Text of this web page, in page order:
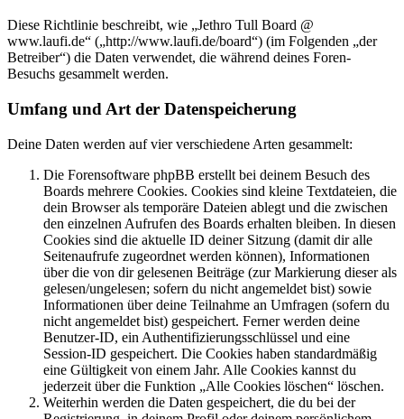
Diese Richtlinie beschreibt, wie „Jethro Tull Board @
www.laufi.de“ („http://www.laufi.de/board“) (im Folgenden „der
Betreiber“) die Daten verwendet, die während deines Foren-
Besuchs gesammelt werden.
Umfang und Art der Datenspeicherung
Deine Daten werden auf vier verschiedene Arten gesammelt:
Die Forensoftware phpBB erstellt bei deinem Besuch des
Boards mehrere Cookies. Cookies sind kleine Textdateien, die
dein Browser als temporäre Dateien ablegt und die zwischen
den einzelnen Aufrufen des Boards erhalten bleiben. In diesen
Cookies sind die aktuelle ID deiner Sitzung (damit dir alle
Seitenaufrufe zugeordnet werden können), Informationen
über die von dir gelesenen Beiträge (zur Markierung dieser als
gelesen/ungelesen; sofern du nicht angemeldet bist) sowie
Informationen über deine Teilnahme an Umfragen (sofern du
nicht angemeldet bist) gespeichert. Ferner werden deine
Benutzer-ID, ein Authentifizierungsschlüssel und eine
Session-ID gespeichert. Die Cookies haben standardmäßig
eine Gültigkeit von einem Jahr. Alle Cookies kannst du
jederzeit über die Funktion „Alle Cookies löschen“ löschen.
Weiterhin werden die Daten gespeichert, die du bei der